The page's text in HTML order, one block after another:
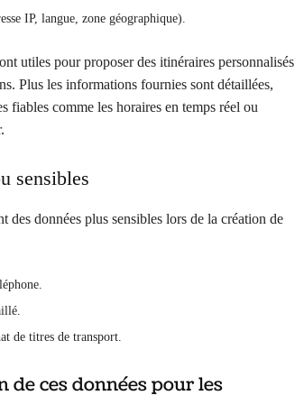
IP, langue, zone géographique).
utiles pour proposer des itinéraires personnalisés
Plus les informations fournies sont détaillées,
fiables comme les horaires en temps réel ou
sensibles
des données plus sensibles lors de la création de
de titres de transport.
de ces données pour les